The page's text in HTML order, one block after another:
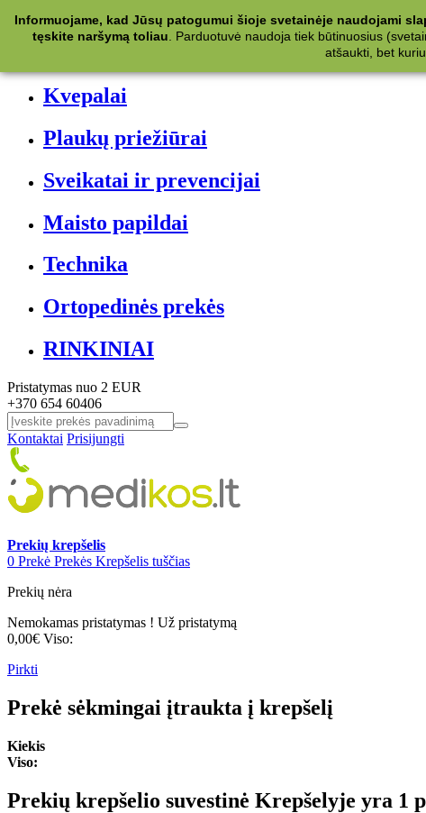
Kategorijos
Kvepalai
Plaukų priežiūrai
Sveikatai ir prevencijai
Maisto papildai
Technika
Ortopedinės prekės
RINKINIAI
Pristatymas nuo 2 EUR
+370 654 60406
Kontaktai Prisijungti
Prekių krepšelis
0 Prekė Prekės Krepšelis tuščias
Prekių nėra
Nemokamas pristatymas ! Už pristatymą
0,00€ Viso:
Pirkti
Prekė sėkmingai įtraukta į krepšelį
Kiekis
Viso:
Prekių krepšelio suvestinė Krepšelyje yra 1
Informuojame, kad Jūsų patogumui šioje svetainėje naudojami
tęskite naršymą toliau
Parduotuvė naudoja tiek būtinuosius
atšaukti, bet